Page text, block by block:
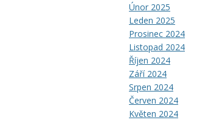
Únor 2025
Leden 2025
Prosinec 2024
Listopad 2024
Říjen 2024
Září 2024
Srpen 2024
Červen 2024
Květen 2024